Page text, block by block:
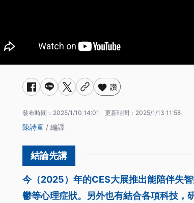
讚
發布時間： 2025/1/10 14:01 更新時間： 2025/1/13 11:58
陳詩童 / 編譯
今（2025）年的CES大展推出能陪伴失
鬱等心理症狀。另外也有結合各項科技，